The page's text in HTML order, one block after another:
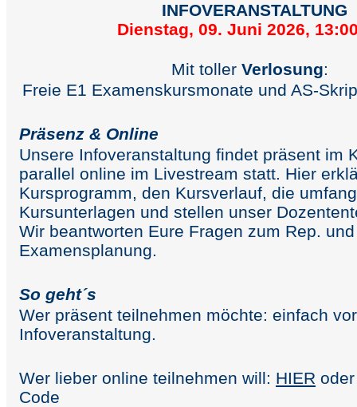
INFOVERANSTALTUNG
Dienstag, 09. Juni 2026,
Mit toller Verlosung:
Freie E1 Examenskursmonate und AS-
Präsenz & Online
Unsere Infoveranstaltung findet präsent im
parallel online im Livestream statt. Hier
Kursprogramm, den Kursverlauf, die
Kursunterlagen und stellen unser
Wir beantworten Eure Fragen zum Rep.
Examensplanung.
So geht´s
Wer präsent teilnehmen möchte: einfach
Infoveranstaltung.
Wer lieber online teilnehmen will: HIER
Code